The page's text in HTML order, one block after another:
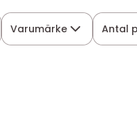
Varumärke Antal